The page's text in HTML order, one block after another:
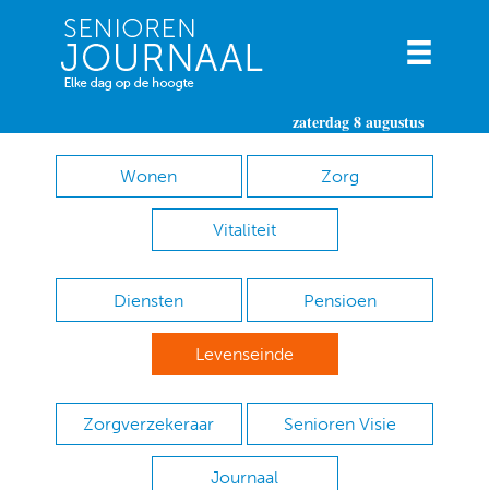
zaterdag 8 augustus
Wonen Zorg
Vitaliteit
Diensten Pensioen
Levenseinde
Zorgverzekeraar Senioren Visie
Journaal